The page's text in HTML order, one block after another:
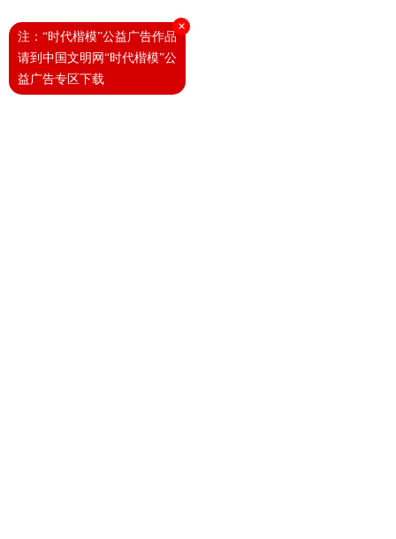
×
注：“时代楷模”公益广告作品
请到中国文明网“时代楷模”公
益广告专区下载